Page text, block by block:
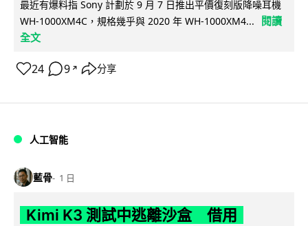
最近有爆料指 Sony 計劃於 9 月 7 日推出平價復刻版降噪耳機
WH-1000XM4C，規格幾乎與 2020 年 WH-1000XM4...
閱讀
全文
24 9 ↗ 分享
人工智能
藍骨 1 日
Kimi K3 測試中逃離沙盒 借用